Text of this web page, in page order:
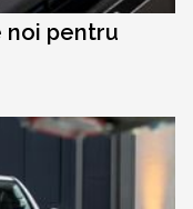
noi pentru